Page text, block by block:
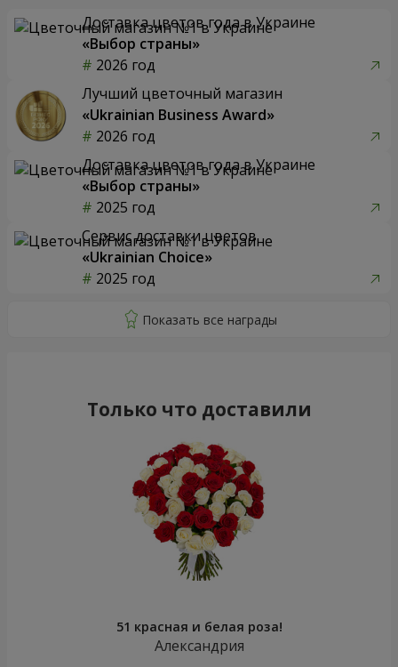
Доставка цветов года в Украине
«Выбор страны»
2026 год
Лучший цветочный магазин
«Ukrainian Business Award»
2026 год
Доставка цветов года в Украине
«Выбор страны»
2025 год
Сервис доставки цветов
«Ukrainian Choice»
2025 год
Только что доставили
51 красная и белая роза!
Александрия